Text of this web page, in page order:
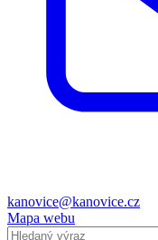
kanovice@kanovice.cz
Mapa webu